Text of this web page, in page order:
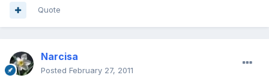
Quote
Narcisa
Posted February 27, 2011